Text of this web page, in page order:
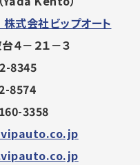
式会社ビップオート
４－２１－３
8345
8574
3358